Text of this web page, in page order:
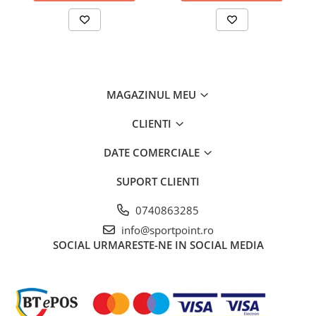
MAGAZINUL MEU
CLIENTI
DATE COMERCIALE
SUPORT CLIENTI
0740863285
info@sportpoint.ro
SOCIAL URMARESTE-NE IN SOCIAL MEDIA